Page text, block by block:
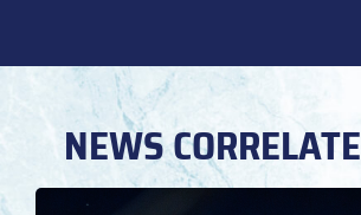
NEWS CORRELATE